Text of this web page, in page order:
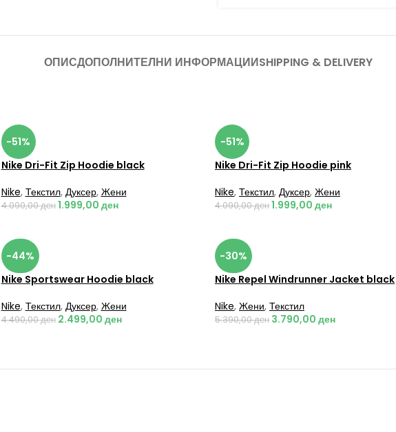
ОПИСДОПОЛНИТЕЛНИ ИНФОРМАЦИИSHIPPING & DELIVERY
-51%
Nike Dri-Fit Zip Hoodie black
Nike, Текстил, Дуксер, Жени
4.090,00ден 1.999,00 ден
-51%
Nike Dri-Fit Zip Hoodie pink
Nike, Текстил, Дуксер, Жени
4.090,00ден1.999,00 ден
-44%
Nike Sportswear Hoodie black
Nike, Текстил, Дуксер, Жени
4.490,00ден 2.499,00 ден
-30%
Nike Repel Windrunner Jacket black
Nike, Жени, Текстил
5.390,00ден 3.790,00 ден